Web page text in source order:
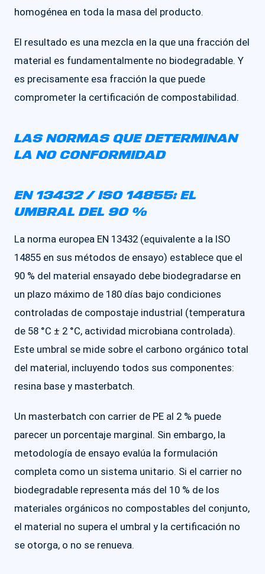
homogénea en toda la masa del producto.
El resultado es una mezcla en la que una fracción del
material es fundamentalmente no biodegradable. Y
es precisamente esa fracción la que puede
comprometer la certificación de compostabilidad.
LAS NORMAS QUE DETERMINAN
LA NO CONFORMIDAD
EN 13432 / ISO 14855: EL
UMBRAL DEL 90 %
La norma europea EN 13432 (equivalente a la ISO
14855 en sus métodos de ensayo) establece que el
90 % del material ensayado debe biodegradarse en
un plazo máximo de 180 días bajo condiciones
controladas de compostaje industrial (temperatura
de 58 °C ± 2 °C, actividad microbiana controlada).
Este umbral se mide sobre el carbono orgánico total
del material, incluyendo todos sus componentes:
resina base y masterbatch.
Un masterbatch con carrier de PE al 2 % puede
parecer un porcentaje marginal. Sin embargo, la
metodología de ensayo evalúa la formulación
completa como un sistema unitario. Si el carrier no
biodegradable representa más del 10 % de los
materiales orgánicos no compostables del conjunto,
el material no supera el umbral y la certificación no
se otorga, o no se renueva.